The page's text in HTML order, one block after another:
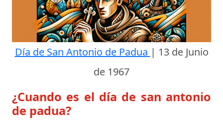
Día de San Antonio de Padua | 13 de Junio
de 1967
¿Cuando es el día de san antonio
de padua?